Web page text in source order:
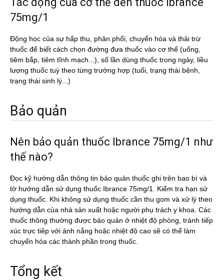
75mg/1
Động học của sự hấp thu, phân phối, chuyển hóa và thải trừ
thuốc để biết cách chọn đường đưa thuốc vào cơ thể (uống,
tiêm bắp, tiêm tĩnh mạch...), số lần dùng thuốc trong ngày, liều
lượng thuốc tuỳ theo từng trường hợp (tuổi, trạng thái bệnh,
trạng thái sinh lý...)
Bảo quản
Nên bảo quản thuốc Ibrance 75mg/1 như
thế nào?
Đọc kỹ hướng dẫn thông tin bảo quản thuốc ghi trên bao bì và
tờ hướng dẫn sử dụng thuốc Ibrance 75mg/1. Kiểm tra hạn sử
dụng thuốc. Khi không sử dụng thuốc cần thu gom và xử lý theo
hướng dẫn của nhà sản xuất hoặc người phụ trách y khoa. Các
thuốc thông thường được bảo quản ở nhiệt độ phòng, tránh tiếp
xúc trực tiêp với ánh nắng hoặc nhiệt độ cao sẽ có thể làm
chuyển hóa các thành phần trong thuốc.
Tổng kết